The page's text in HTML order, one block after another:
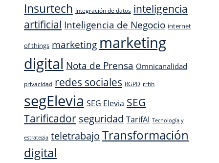
Insurtech Integración de datos inteligencia
artificial Inteligencia de Negocio internet
of things marketing marketing
digital Nota de Prensa Omnicanalidad
privacidad redes sociales RGPD rrhh
segElevia SEG Elevia SEG
Tarificador seguridad TarifAI Tecnología y
estrategia teletrabajo Transformación
digital